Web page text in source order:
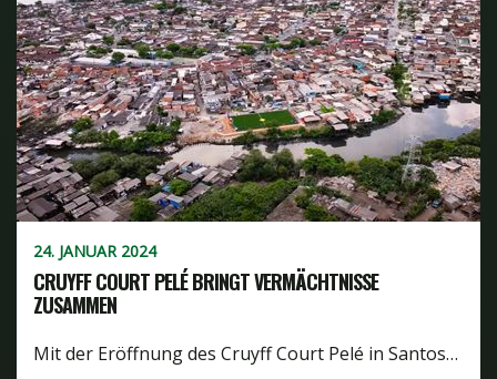
24. JANUAR 2024
CRUYFF COURT PELÉ BRINGT VERMÄCHTNISSE
ZUSAMMEN
Mit der Eröffnung des Cruyff Court Pelé in Santos…